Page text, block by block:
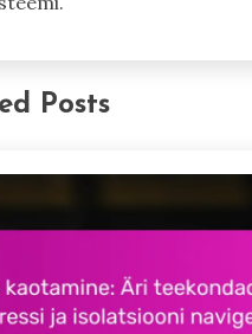
strateegiad. Selles
et I Grow Younger on
mis on loodud selleks, et
et te ei vajaks kunagi
Posts